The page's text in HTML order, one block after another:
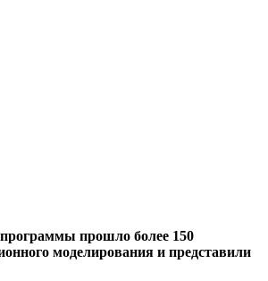
прошло более 150
моделирования и представили